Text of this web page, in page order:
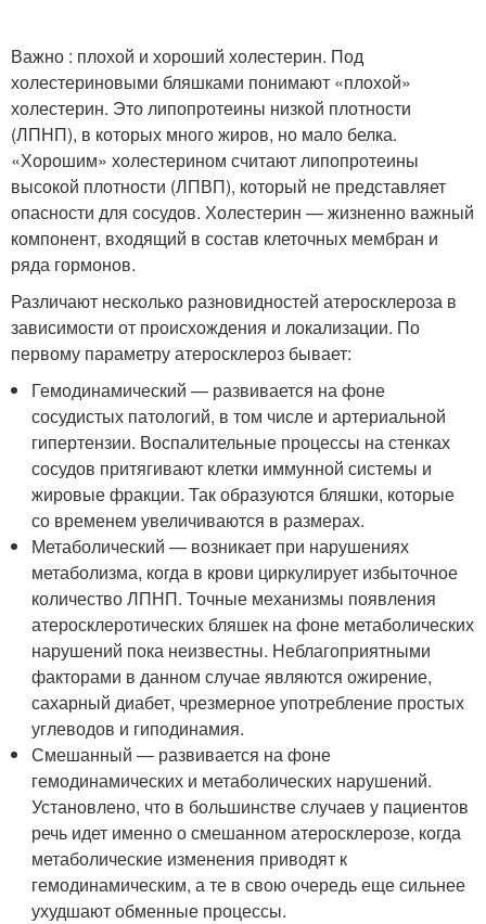
Важно : плохой и хороший холестерин. Под
холестериновыми бляшками понимают «плохой»
холестерин. Это липопротеины низкой плотности
(ЛПНП), в которых много жиров, но мало белка.
«Хорошим» холестерином считают липопротеины
высокой плотности (ЛПВП), который не представляет
опасности для сосудов. Холестерин — жизненно важный
компонент, входящий в состав клеточных мембран и
ряда гормонов.
Различают несколько разновидностей атеросклероза в
зависимости от происхождения и локализации. По
первому параметру атеросклероз бывает:
Гемодинамический — развивается на фоне
сосудистых патологий, в том числе и артериальной
гипертензии. Воспалительные процессы на стенках
сосудов притягивают клетки иммунной системы и
жировые фракции. Так образуются бляшки, которые
со временем увеличиваются в размерах.
Метаболический — возникает при нарушениях
метаболизма, когда в крови циркулирует избыточное
количество ЛПНП. Точные механизмы появления
атеросклеротических бляшек на фоне метаболических
нарушений пока неизвестны. Неблагоприятными
факторами в данном случае являются ожирение,
сахарный диабет, чрезмерное употребление простых
углеводов и гиподинамия.
Смешанный — развивается на фоне
гемодинамических и метаболических нарушений.
Установлено, что в большинстве случаев у пациентов
речь идет именно о смешанном атеросклерозе, когда
метаболические изменения приводят к
гемодинамическим, а те в свою очередь еще сильнее
ухудшают обменные процессы.